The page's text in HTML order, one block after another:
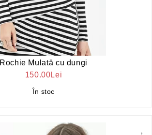
Rochie Mulată cu dungi
150.00Lei
În stoc